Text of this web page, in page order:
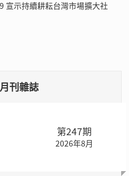
宣示持續耕耘台灣市場擴大社
月刊雜誌
第247期
2026年8月